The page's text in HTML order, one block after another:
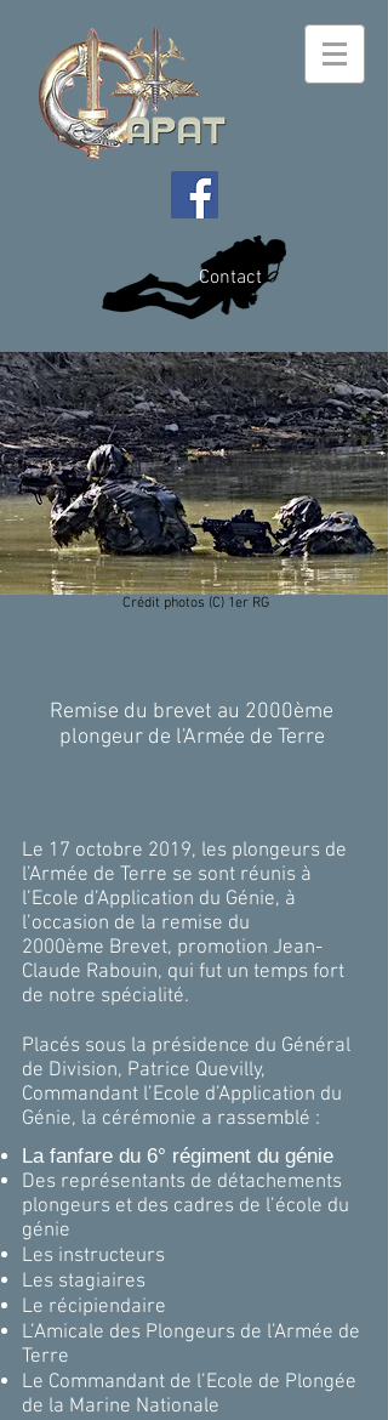
Contact
Crédit photos (C) 1er RG
Remise du brevet au 2000ème
plongeur de l'Armée de Terre
Le 17 octobre 2019, les plongeurs de
l’Armée de Terre se sont réunis à
l’Ecole d’Application du Génie, à
l’occasion de la remise du
2000ème Brevet, promotion Jean-
Claude Rabouin, qui fut un temps fort
de notre spécialité.
Placés sous la présidence du Général
de Division, Patrice Quevilly,
Commandant l’Ecole d’Application du
Génie, la cérémonie a rassemblé :
La fanfare du 6° régiment du génie
Des représentants de détachements
plongeurs et des cadres de l’école du
génie
Les instructeurs
Les stagiaires
Le récipiendaire
L’Amicale des Plongeurs de l’Armée de
Terre
Le Commandant de l’Ecole de Plongée
de la Marine Nationale